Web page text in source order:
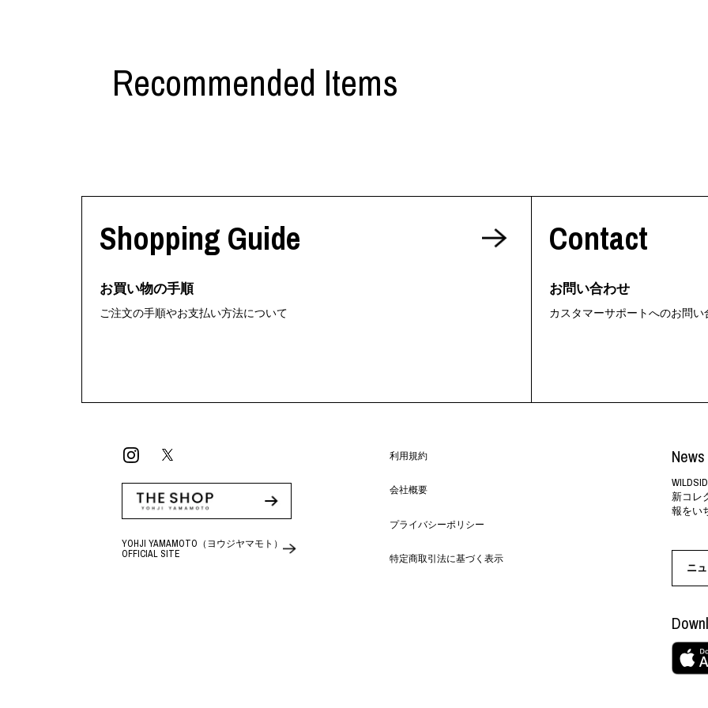
Recommended Items
Shopping Guide
お買い物の手順
ご注文の手順やお支払い方法について
Contact
お問い合わせ
カスタマーサポートへのお問い
YOHJI YAMAMOTO（ヨウジヤマモト）
OFFICIAL SITE
利用規約
会社概要
プライバシーポリシー
特定商取引法に基づく表示
新コレ
報をい
ニ